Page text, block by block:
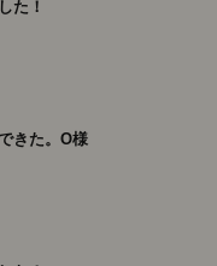
た！
きた。O様